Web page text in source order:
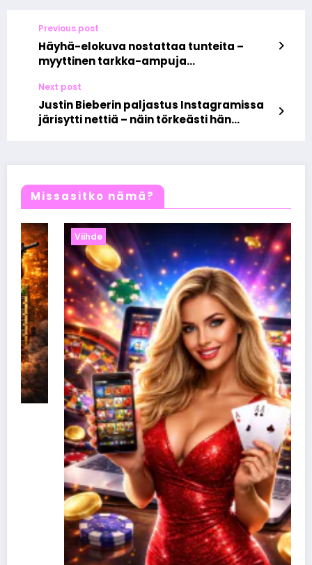
Previous post
Häyhä-elokuva nostattaa tunteita –
myyttinen tarkka-ampuja
Next post
Justin Bieberin paljastus Instagramissa
järisytti nettiä – näin törkeästi hän
Missasitko nämä?
Viihde